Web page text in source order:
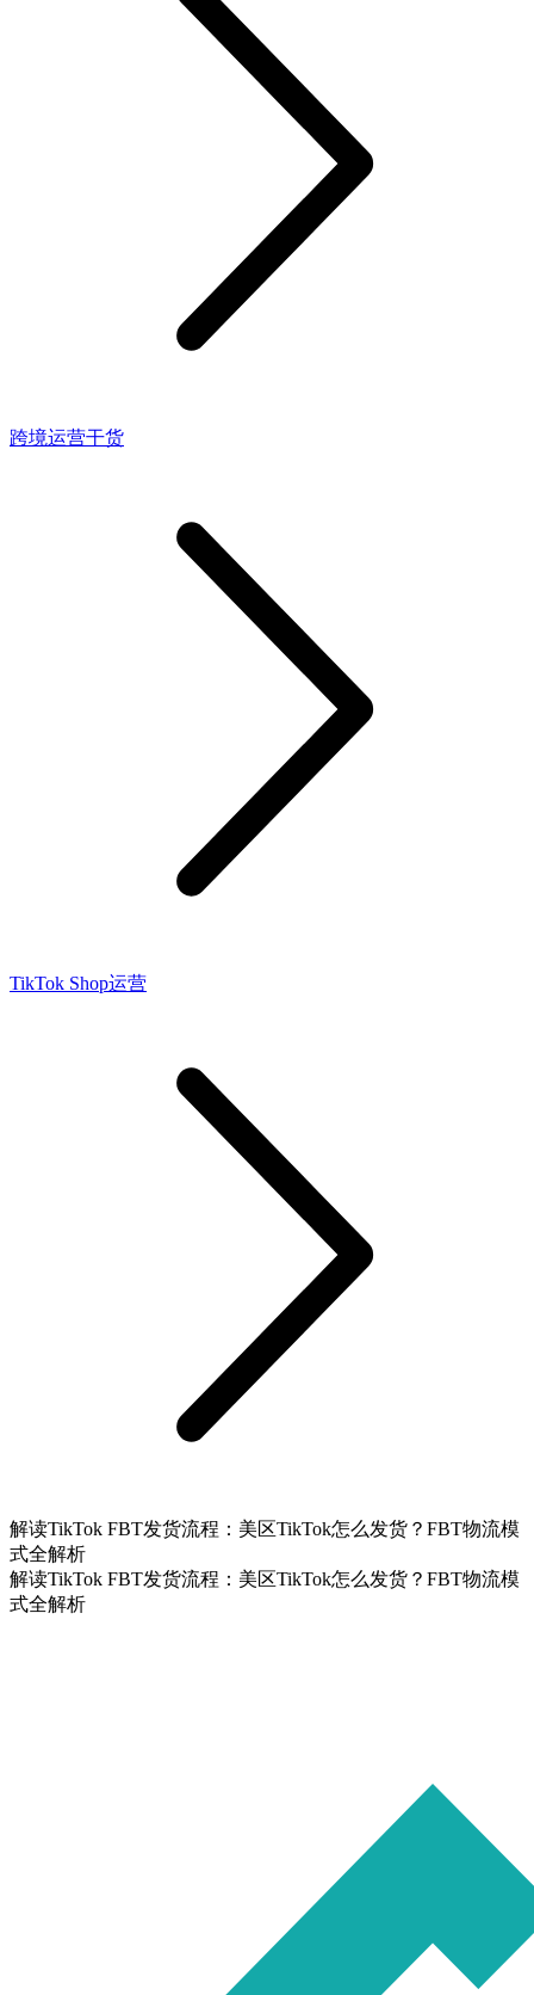
跨境运营干货
TikTok Shop运营
解读TikTok FBT发货流程：美区TikTok怎么发货？FBT物流模
式全解析
解读TikTok FBT发货流程：美区TikTok怎么发货？FBT物流模
式全解析